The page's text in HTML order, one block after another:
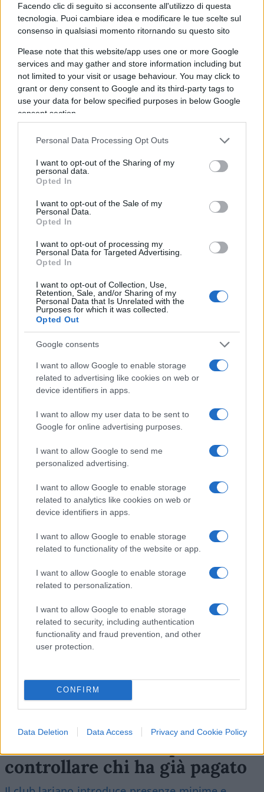
Facendo clic di seguito si acconsente all'utilizzo di questa
tecnologia. Puoi cambiare idea e modificare le tue scelte sul
consenso in qualsiasi momento ritornando su questo sito
Please note that this website/app uses one or more Google
services and may gather and store information including but
not limited to your visit or usage behaviour. You may click to
grant or deny consent to Google and its third-party tags to
use your data for below specified purposes in below Google
consent section.
Personal Data Processing Opt Outs
I want to opt-out of the Sharing of my
personal data.
Opted In
I want to opt-out of the Sale of my
Personal Data.
Opted In
I want to opt-out of processing my
Personal Data for Targeted Advertising.
Opted In
I want to opt-out of Collection, Use,
Retention, Sale, and/or Sharing of my
Personal Data that Is Unrelated with the
Purposes for which it was collected.
Opted Out
Google consents
I want to allow Google to enable storage
related to advertising like cookies on web or
device identifiers in apps.
I want to allow my user data to be sent to
Google for online advertising purposes.
I want to allow Google to send me
personalized advertising.
I want to allow Google to enable storage
related to analytics like cookies on web or
device identifiers in apps.
I want to allow Google to enable storage
related to functionality of the website or app.
I want to allow Google to enable storage
related to personalization.
I want to allow Google to enable storage
related to security, including authentication
functionality and fraud prevention, and other
user protection.
CONFIRM
Data Deletion Data Access Privacy and Cookie Policy
Passando a un altro argomento, Cruciani ha
evasione fiscaleper un milione e mezzo di
euro: “Oggi fa notizia che una ragazza, passata
anche da questi microfoni, è accusata di aver
evaso le tasse. Ha delle tett* enormi e ne ha fatto
il suo business. Il problema non è l’evasione, il
problema è che è andata in Svizzera per pagare
dei cervelli. Bisogna pagare meno tasse qui”.
Cruciani ha poi criticato la decisione dell’
Europeadi autorizzare la “salsiccia vegana“:
“Questi vegani vogliono fare i froc* col culo degli
altri. Non è una salsiccia. La salsiccia e il salame
sono altre cose. Fate le vostre robe, ma non si
può chiamare salsiccia”.
Infine, Cruciani ha lanciato una frecciatina al co-
presunto contributo alla raccolta fondi di Michelle
Comi: “Vengo ad apprendere che il signor Parenzo
Michelle Comi per rifarsi le tette. Cinque euro,
pure poco. È dappertutto sui siti. David Parenzo,
ma che cazz* è stato questo?”.
#GIUSEPPE CRUCIANI
Leggi i commenti
SEDUTE SATIRICHE
controllare chi ha già pagato